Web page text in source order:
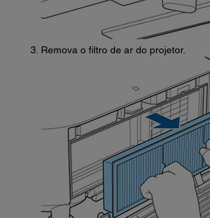
Remova o filtro de ar do projetor.